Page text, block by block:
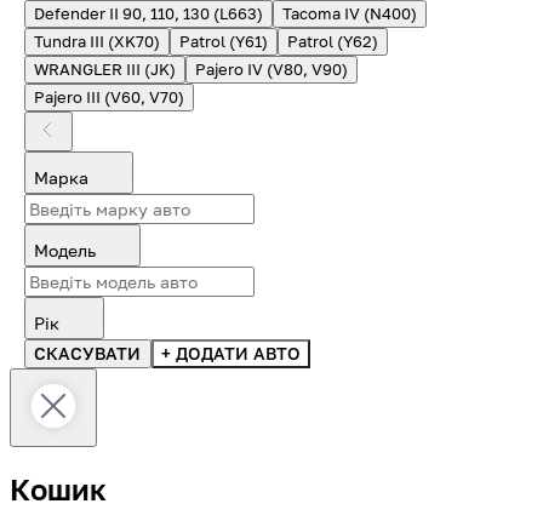
Defender II 90, 110, 130 (L663)
Tacoma IV (N400)
Tundra III (XK70)
Patrol (Y61)
Patrol (Y62)
WRANGLER III (JK)
Pajero IV (V80, V90)
Pajero III (V60, V70)
Марка
Модель
Рік
СКАСУВАТИ
+ ДОДАТИ АВТО
Кошик